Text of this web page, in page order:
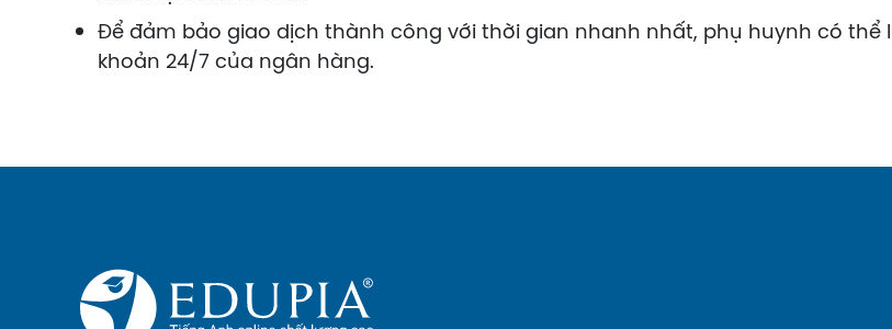
Để đảm bảo giao dịch thành công với thời gian nhanh nhất, phụ huynh có
khoản 24/7 của ngân hàng.